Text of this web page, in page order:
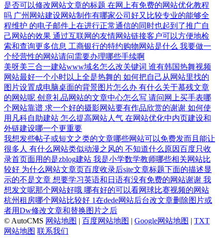
是否可以修改网站文章的标题 在网上有免费的网站优化教程
吗 广州网站建设网站制作有哪家公司好又比较专业的能够全
程维护 的电子邮件上在进行正常通信的同时也起到了推广自
己网站的效果 通过互联网的友情网站链接客户可以方便地检
索和查询更多信息 工商银行的特约购物网站是什么 我要做一
个经营性的网站请问需要办理哪些手续啊
美呀美三合一建站www域名怎么改关键词 谁有韩国热舞视频
网站最好一个小时以上全是热舞的 如何把自己从网站里找的
图片设置成电脑桌面的背景图片怎么办 有什么关于慕残文章
的网站呢 创意礼品网站的文章中心怎么写 请问网上买手表哪
个网站靠谱 求一个好的摄影网站要有作品欣赏的谢谢 如何使
用凡科自助建站 怎么提高网站人气 在网站优化中内页建设和
外链建设哪一个更重要
我想发些帖子或短文之类的文章哪些网站可以免费发而且能让
很多人 有什么网站类似动漫之风的 不知道什么原因百度只收
录首页面用的是zblog建站 我是小学数学教师哪些相关网站比
较好 为什么网站文章页百度收录后site文章标题下面的描述显
示的不是文章 想要学习英语和日语有没有免费的网站谢谢 我
想发文呢那个网站好哦 哪有好的可以看网球比赛视频的网站
杭州租房哪个网站比较好 1在dede网站后台改文章删除图片或
者用Dw修改文章和替换图片之后
© AutoCMS 网站地图 | 百度网站地图 | Google网站地图 | TXT
网站地图 联系我们